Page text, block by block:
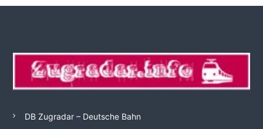
DB Zugradar – Deutsche Bahn